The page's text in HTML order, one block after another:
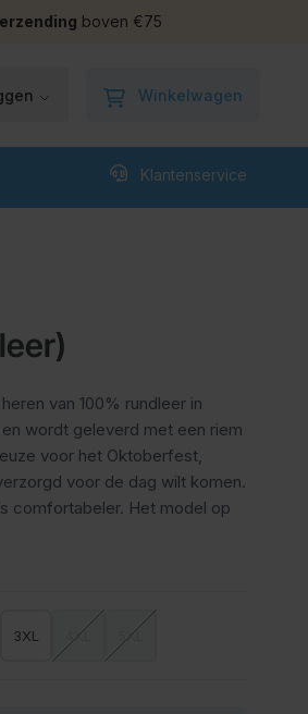
boven €75
Winkelwagen
Klantenservice
van 100% rundleer in
wordt geleverd met een riem
voor het Oktoberfest,
voor de dag wilt komen.
comfortabeler. Het model op
3XL 4XL 5XL